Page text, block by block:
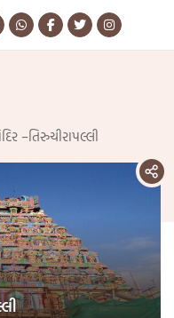
–તિરુચીરાપલ્લી